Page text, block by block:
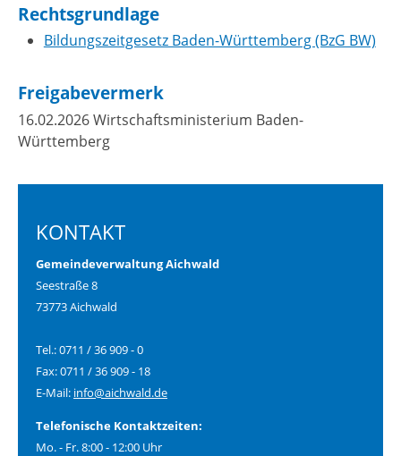
Rechtsgrundlage
Bildungszeitgesetz Baden-Württemberg (BzG BW)
Freigabevermerk
16.02.2026 Wirtschaftsministerium Baden-
Württemberg
KONTAKT
Gemeindeverwaltung Aichwald
Seestraße 8
73773 Aichwald
Tel.: 0711 / 36 909 - 0
Fax: 0711 / 36 909 - 18
E-Mail: info@aichwald.de
Telefonische Kontaktzeiten:
Mo. - Fr. 8:00 - 12:00 Uhr